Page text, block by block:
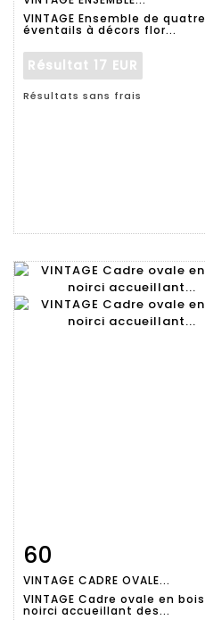
détaillée
VINTAGE Ensemble de quatre
éventails à décors flor...
Résultat 17 EUR
Résultats sans frais
détaillée
60
VINTAGE CADRE OVALE...
VINTAGE Cadre ovale en bois
noirci accueillant des...